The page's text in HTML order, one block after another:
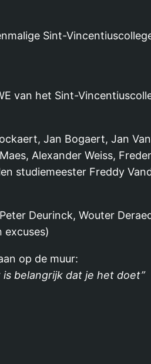
Sint-
van het Sint-
Jan Bogaert, Jan
Alexander Weiss,
studiemeester Freddy
Deurinck, Wouter
excuses)
op de muur:
belangrijk dat je het doet”